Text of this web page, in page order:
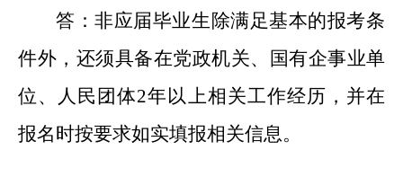
答：非应届毕业生除满足基本的报考条
件外，还须具备在党政机关、国有企事业单
位、人民团体2年以上相关工作经历，并在
报名时按要求如实填报相关信息。